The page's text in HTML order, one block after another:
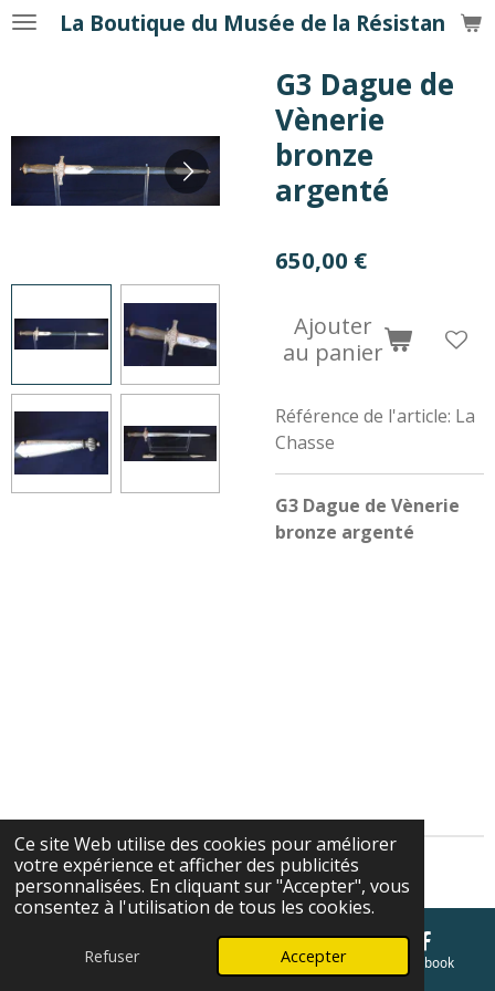
Ce site Web utilise des cookies pour améliorer
votre expérience et afficher des publicités
personnalisées. En cliquant sur "Accepter", vous
consentez à l'utilisation de tous les cookies.
Refuser Accepter
PasserLa Boutique du Musée de la Résistance
G3 Dague de
Vènerie
bronze
argenté
650,00 €
Ajouter
au panier
Référence de l'article: La
Chasse
G3 Dague de Vènerie
bronze argenté
Cgv
E-mail Carte Facebook